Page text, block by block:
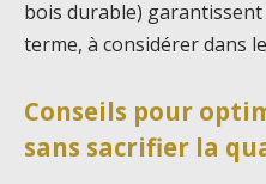
bois durable)
terme, à considérer dans
Conseils pour
sans sacrifier la